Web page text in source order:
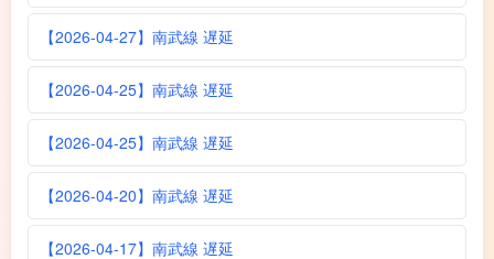
【2026-04-27】南武線 遅延
【2026-04-25】南武線 遅延
【2026-04-25】南武線 遅延
【2026-04-20】南武線 遅延
【2026-04-17】南武線 遅延